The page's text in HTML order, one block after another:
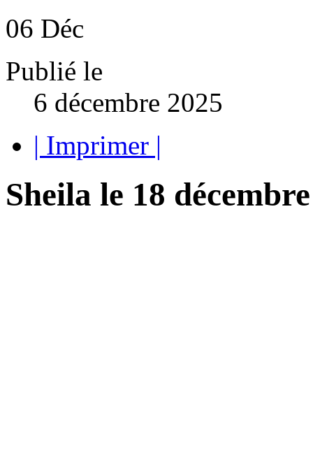
06 Déc
Publié le
6 décembre 2025
| Imprimer |
Sheila le 18